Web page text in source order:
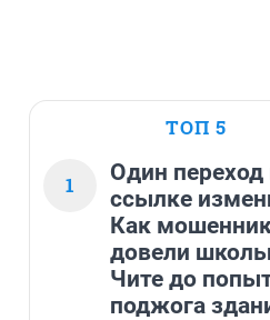
ТОП 5
1
Один переход
ссылке
Как
довели
Чите до
поджога